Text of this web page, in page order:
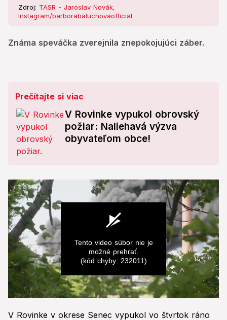
Zdroj: TASR - Jaroslav Novák,
Instagram/barborabaluchovaofficial
Známa speváčka zverejnila znepokojujúci záber.
Prečítajte si viac
V Rovinke vypukol obrovský
požiar: Naliehavá výzva
obyvateľom obce!
of
Tento video súbor nie je
možné prehrať.
(kód chyby: 232011)
V Rovinke v okrese Senec vypukol vo štvrtok ráno